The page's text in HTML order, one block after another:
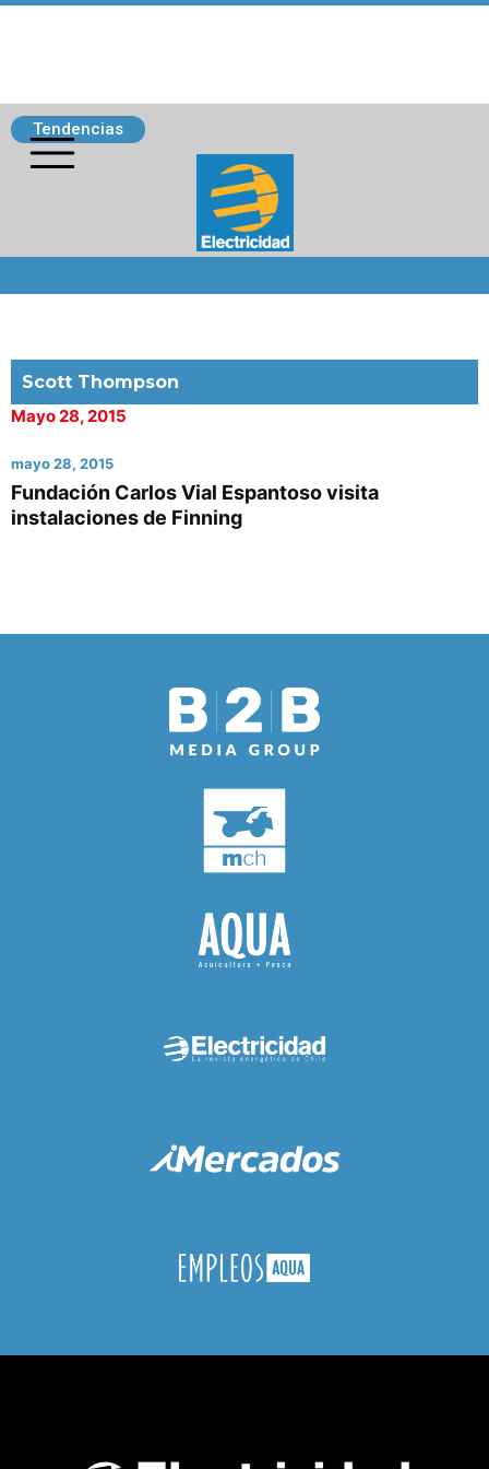
Tendencias
Scott Thompson
Mayo 28, 2015
mayo 28, 2015
Fundación Carlos Vial Espantoso visita
instalaciones de Finning